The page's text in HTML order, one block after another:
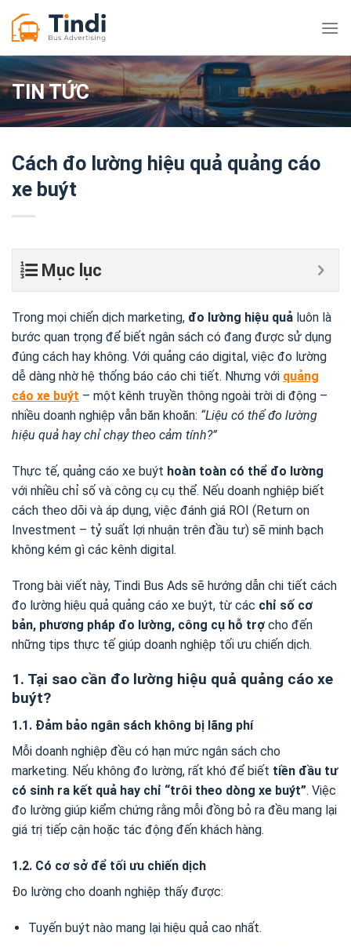
qua
dung
TIN TỨC
Cách đo lường hiệu quả quảng cáo
xe buýt
Mục lục
Trong mọi chiến dịch marketing, đo lường hiệu quả luôn là
bước quan trọng để biết ngân sách có đang được sử dụng
đúng cách hay không. Với quảng cáo digital, việc đo lường
dễ dàng nhờ hệ thống báo cáo chi tiết. Nhưng với quảng
cáo xe buýt – một kênh truyền thông ngoài trời di động –
nhiều doanh nghiệp vẫn băn khoăn: “Liệu có thể đo lường
hiệu quả hay chỉ chạy theo cảm tính?”
Thực tế, quảng cáo xe buýt hoàn toàn có thể đo lường
với nhiều chỉ số và công cụ cụ thể. Nếu doanh nghiệp biết
cách theo dõi và áp dụng, việc đánh giá ROI (Return on
Investment – tỷ suất lợi nhuận trên đầu tư) sẽ minh bạch
không kém gì các kênh digital.
Trong bài viết này, Tindi Bus Ads sẽ hướng dẫn chi tiết cách
đo lường hiệu quả quảng cáo xe buýt, từ các chỉ số cơ
bản, phương pháp đo lường, công cụ hỗ trợ cho đến
những tips thực tế giúp doanh nghiệp tối ưu chiến dịch.
1. Tại sao cần đo lường hiệu quả quảng cáo xe
buýt?
1.1. Đảm bảo ngân sách không bị lãng phí
Mỗi doanh nghiệp đều có hạn mức ngân sách cho
marketing. Nếu không đo lường, rất khó để biết tiền đầu tư
có sinh ra kết quả hay chỉ “trôi theo dòng xe buýt”. Việc
đo lường giúp kiểm chứng rằng mỗi đồng bỏ ra đều mang lại
giá trị tiếp cận hoặc tác động đến khách hàng.
1.2. Có cơ sở để tối ưu chiến dịch
Đo lường cho doanh nghiệp thấy được:
Tuyến buýt nào mang lại hiệu quả cao nhất.